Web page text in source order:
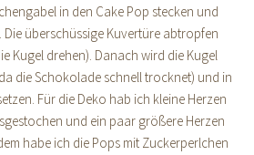
in den Cake Pop stecken und
überschüssige Kuvertüre abtropfen
Kugel drehen). Danach wird die Kugel
die Schokolade schnell trocknet) und in
Für die Deko hab ich kleine Herzen
und ein paar größere Herzen
habe ich die Pops mit Zuckerperlchen